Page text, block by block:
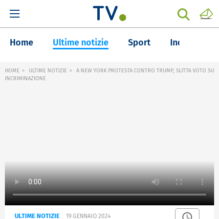
Home Ultime notizie Sport Inchieste
HOME ULTIME NOTIZIE
A NEW YORK PROTESTA CONTRO TRUMP, SLITTA VOTO SU
INCRIMINAZIONE
ULTIME NOTIZIE 19 GENNAIO 2024